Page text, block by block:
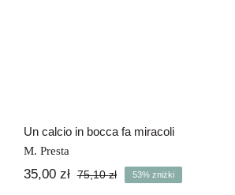
Un calcio in bocca fa miracoli
M. Presta
75,10złPierwotna
35,00 zł
Aktualna
53% zniżki